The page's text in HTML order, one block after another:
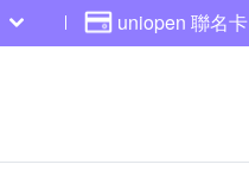
uniopen 聯名卡